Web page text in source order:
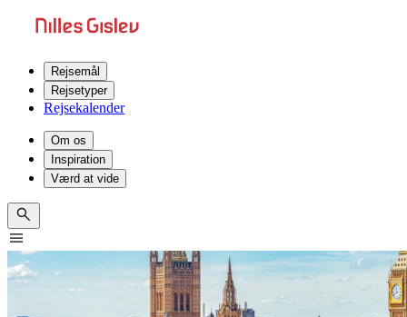
Rejsemål
Rejsetyper
Rejsekalender
Om os
Inspiration
Værd at vide